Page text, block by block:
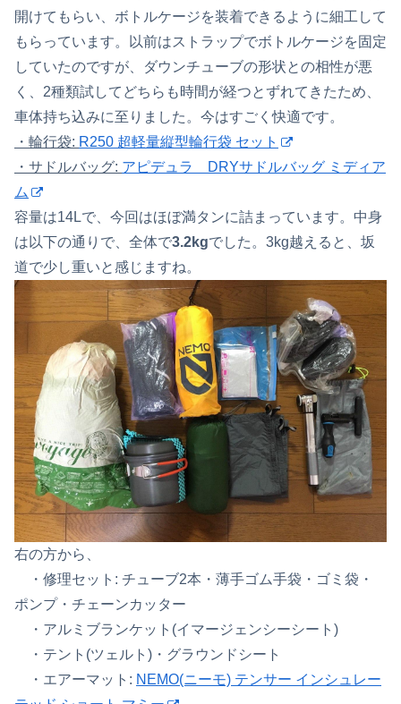
開けてもらい、ボトルケージを装着できるように細工して
もらっています。以前はストラップでボトルケージを固定
していたのですが、ダウンチューブの形状との相性が悪
く、2種類試してどちらも時間が経つとずれてきたため、
車体持ち込みに至りました。今はすごく快適です。
・輪行袋: R250 超軽量縦型輪行袋 セット
・サドルバッグ: アピデュラ DRYサドルバッグ ミディア
ム
容量は14Lで、今回はほぼ満タンに詰まっています。中身
は以下の通りで、全体で3.2kgでした。3kg越えると、坂
道で少し重いと感じますね。
右の方から、
・修理セット: チューブ2本・薄手ゴム手袋・ゴミ袋・
ポンプ・チェーンカッター
・アルミブランケット(イマージェンシーシート)
・テント(ツェルト)・グラウンドシート
・エアーマット: NEMO(ニーモ) テンサー インシュレー